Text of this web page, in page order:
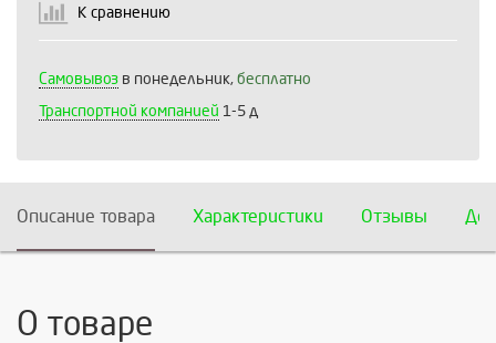
К сравнению
Самовывоз в понедельник, бесплатно
Транспортной компанией 1-5 д
Описание товара Характеристики Отзывы
О товаре